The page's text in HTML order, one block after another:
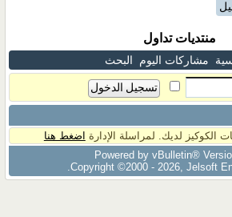
منتديات تداول
مشاركات اليوم البحث
لديك. لمراسلة الإدارة اضغط هنا
Powered by vBulletin®
Copyright ©2000 - 2026, Jelsoft